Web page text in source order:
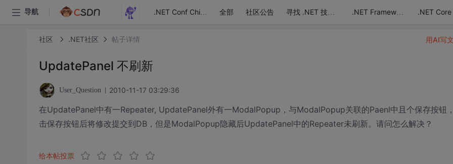
导航 .NET Conf China 全部 社区公告 寻找 .NET 技术达人 .NET Framework .NET Core
社区 .NET社区 帖子详情
UpdatePanel 不刷新
User_Question 2010-11-17 03:29:36
在UpdatePanel中有一Repeater, UpdatePanel外有一ModalPopup，与ModalPopup关联的Paenl中且个保存按钮
击保存按钮后将修改提交到DB，但是ModalPopup隐藏后UpdatePanel中的Repeater未刷新。请问怎么解决？
给本帖投票
用AI写